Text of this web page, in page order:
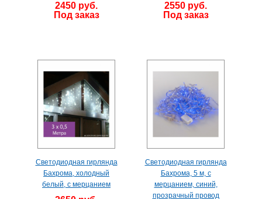
2450 руб.
Под заказ
2550 руб.
Под заказ
Светодиодная гирлянда
Бахрома, холодный
белый, с мерцанием
Светодиодная гирлянда
Бахрома, 5 м, с
мерцанием, синий,
прозрачный провод